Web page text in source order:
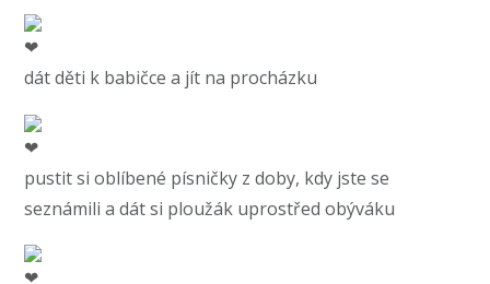
dát děti k babičce a jít na procházku
pustit si oblíbené písničky z doby, kdy jste se
seznámili a dát si ploužák uprostřed obýváku